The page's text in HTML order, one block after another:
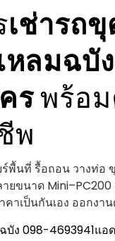
เช่ารถ
หลมฉบัง
รพร้อ
พ
ร์พื้นที่ รื้อถอน วางท่อ
ยขนาด
คาเป็นกันเอง ออกงา
บัง 098-4693941แอ